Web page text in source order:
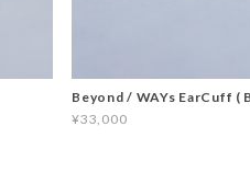
Beyond / WAYs EarCuff (
¥33,000